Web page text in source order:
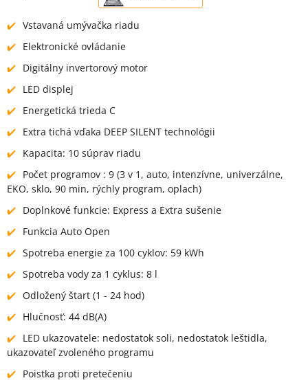
Vstavaná umývačka riadu
Elektronické ovládanie
Digitálny invertorový motor
LED displej
Energetická trieda C
Extra tichá vďaka DEEP SILENT technológii
Kapacita: 10 súprav riadu
Počet programov : 9 (3 v 1, auto, intenzívne, univerzálne,
EKO, sklo, 90 min, rýchly program, oplach)
Doplnkové funkcie: Express a Extra sušenie
Funkcia Auto Open
Spotreba energie za 100 cyklov: 59 kWh
Spotreba vody za 1 cyklus: 8 l
Odložený štart (1 - 24 hod)
Hlučnosť: 44 dB(A)
LED ukazovatele: nedostatok soli, nedostatok leštidla,
ukazovateľ zvoleného programu
Poistka proti pretečeniu